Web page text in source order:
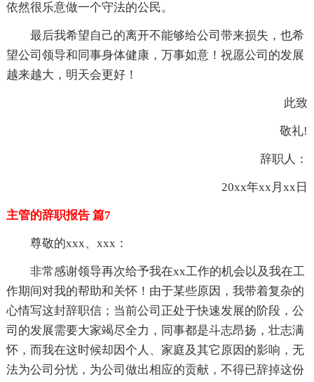
依然很乐意做一个守法的公民。
最后我希望自己的离开不能够给公司带来损失，也希
望公司领导和同事身体健康，万事如意！祝愿公司的发展
越来越大，明天会更好！
此致
敬礼!
辞职人：
20xx年xx月xx日
主管的辞职报告 篇7
尊敬的xxx、xxx：
非常感谢领导再次给予我在xx工作的机会以及我在工
作期间对我的帮助和关怀！由于某些原因，我带着复杂的
心情写这封辞职信；当前公司正处于快速发展的阶段，公
司的发展需要大家竭尽全力，同事都是斗志昂扬，壮志满
怀，而我在这时候却因个人、家庭及其它原因的影响，无
法为公司分忧，为公司做出相应的贡献，不得已辞掉这份